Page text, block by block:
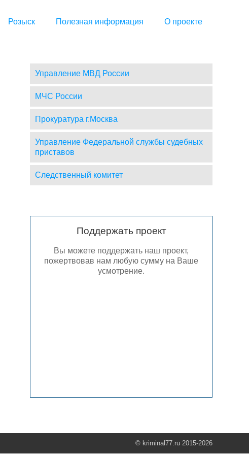
Розыск Полезная информация О проекте
Управление МВД России
МЧС России
Прокуратура г.Москва
Управление Федеральной службы судебных
приставов
Следственный комитет
Поддержать проект
Вы можете поддержать наш проект,
пожертвовав нам любую сумму на Ваше
усмотрение.
© kriminal77.ru 2015-2026